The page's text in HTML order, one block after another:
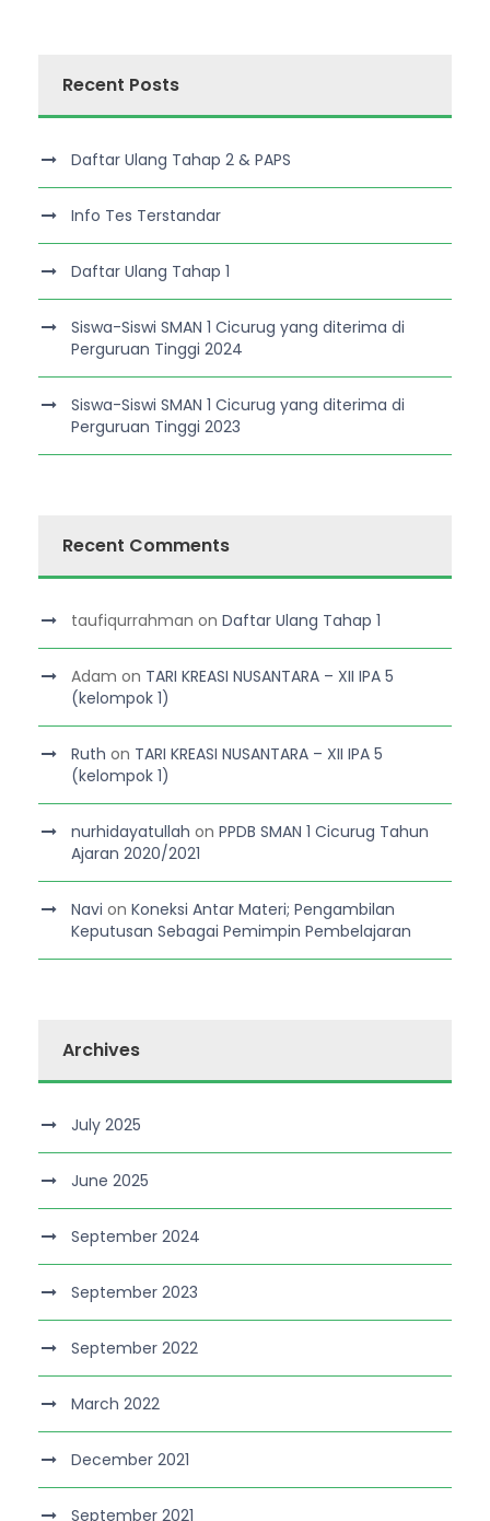
Recent Posts
Daftar Ulang Tahap 2 & PAPS
Info Tes Terstandar
Daftar Ulang Tahap 1
Siswa-Siswi SMAN 1 Cicurug yang diterima di
Perguruan Tinggi 2024
Siswa-Siswi SMAN 1 Cicurug yang diterima di
Perguruan Tinggi 2023
Recent Comments
taufiqurrahman on Daftar Ulang Tahap 1
Adam on TARI KREASI NUSANTARA – XII IPA 5
(kelompok 1)
Ruth on TARI KREASI NUSANTARA – XII IPA 5
(kelompok 1)
nurhidayatullah on PPDB SMAN 1 Cicurug Tahun
Ajaran 2020/2021
Navi on Koneksi Antar Materi; Pengambilan
Keputusan Sebagai Pemimpin Pembelajaran
Archives
July 2025
June 2025
September 2024
September 2023
September 2022
March 2022
December 2021
September 2021